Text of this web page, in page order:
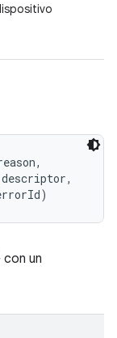
descriptor,
un